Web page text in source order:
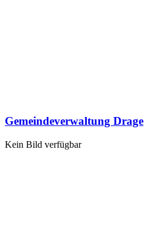
Gemeindeverwaltung Drage
Kein Bild verfügbar